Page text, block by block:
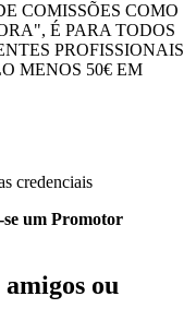
COMISSÕES COMO
É PARA TODOS
PROFISSIONAIS
MENOS 50€ EM
credenciais
um Promotor
ou